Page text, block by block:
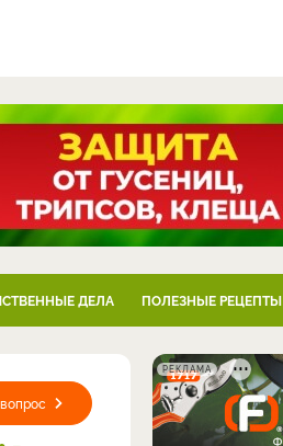
ДЕЛА ПОЛЕЗНЫЕ РЕЦЕПТЫ
РЕКЛАМА